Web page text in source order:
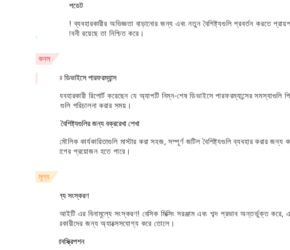
নিয়মিত আপডেট
ডিজে এটা! ব্যবহারকারীর অভিজ্ঞতা বাড়ানোর জন্য এবং নতুন বৈশিষ্ট্যগুলি প্রবর্তন করতে
এবং উদ্ভাবনী রয়েছে তা নিশ্চিত করে।
কনস
লো-এন্ড ডিভাইসে পারফরম্যান্স
কিছু ব্যবহারকারী রিপোর্ট করেছেন যে অ্যাপটি নিম্ন-শেষ ডিভাইসে পারফরম্যান্সের
প্রভাবগুলি পরিচালনা করার সময়।
উন্নত বৈশিষ্ট্যগুলির জন্য বক্ররেখা শেখা
যদিও মৌলিক কার্যকারিতাগুলি মাস্টার করা সহজ, সম্পূর্ণ জটিল বৈশিষ্ট্যগুলি ব্যবহার করার
বিনিয়োগের প্রয়োজন হতে পারে।
মূল্য
বিনামূল্যে সংস্করণ
ডিজে আইটি এর বিনামূল্যে সংস্করণ! বেসিক মিক্সিং সরঞ্জাম এবং শব্দ প্রভাব অন্তর্ভুক্ত করে,
ব্যবহারকারীদের জন্য অ্যাক্সেসযোগ্য করে তোলে।
প্রো সাবস্ক্রিপশন